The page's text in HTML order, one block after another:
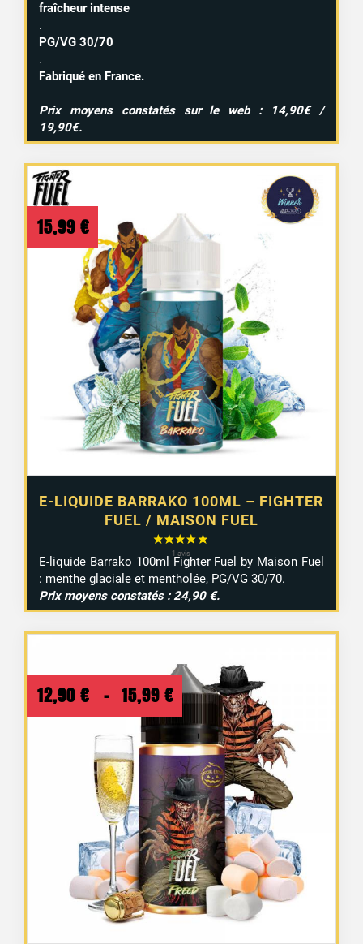
1 avis
fraîcheur intense
.
PG/VG 30/70
.
Fabriqué en France.
Prix moyens constatés sur le web : 14,90€ /
19,90€.
E-LIQUIDE BARRAKO 100ML – FIGHTER
FUEL / MAISON FUEL
15,99 €
E-liquide Barrako 100ml Fighter Fuel by Maison Fuel
: menthe glaciale et mentholée, PG/VG 30/70.
Prix moyens constatés : 24,90 €.
12,90 € – 15,99 € Plage
de
prix :
12,90 €
à
15,99 €